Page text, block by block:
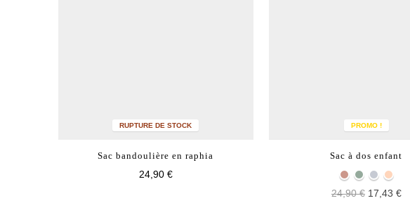
RUPTURE DE STOCK
Sac bandoulière en raphia
24,90 €
PROMO !
Sac à dos enfant
24,90 € 17,43 €